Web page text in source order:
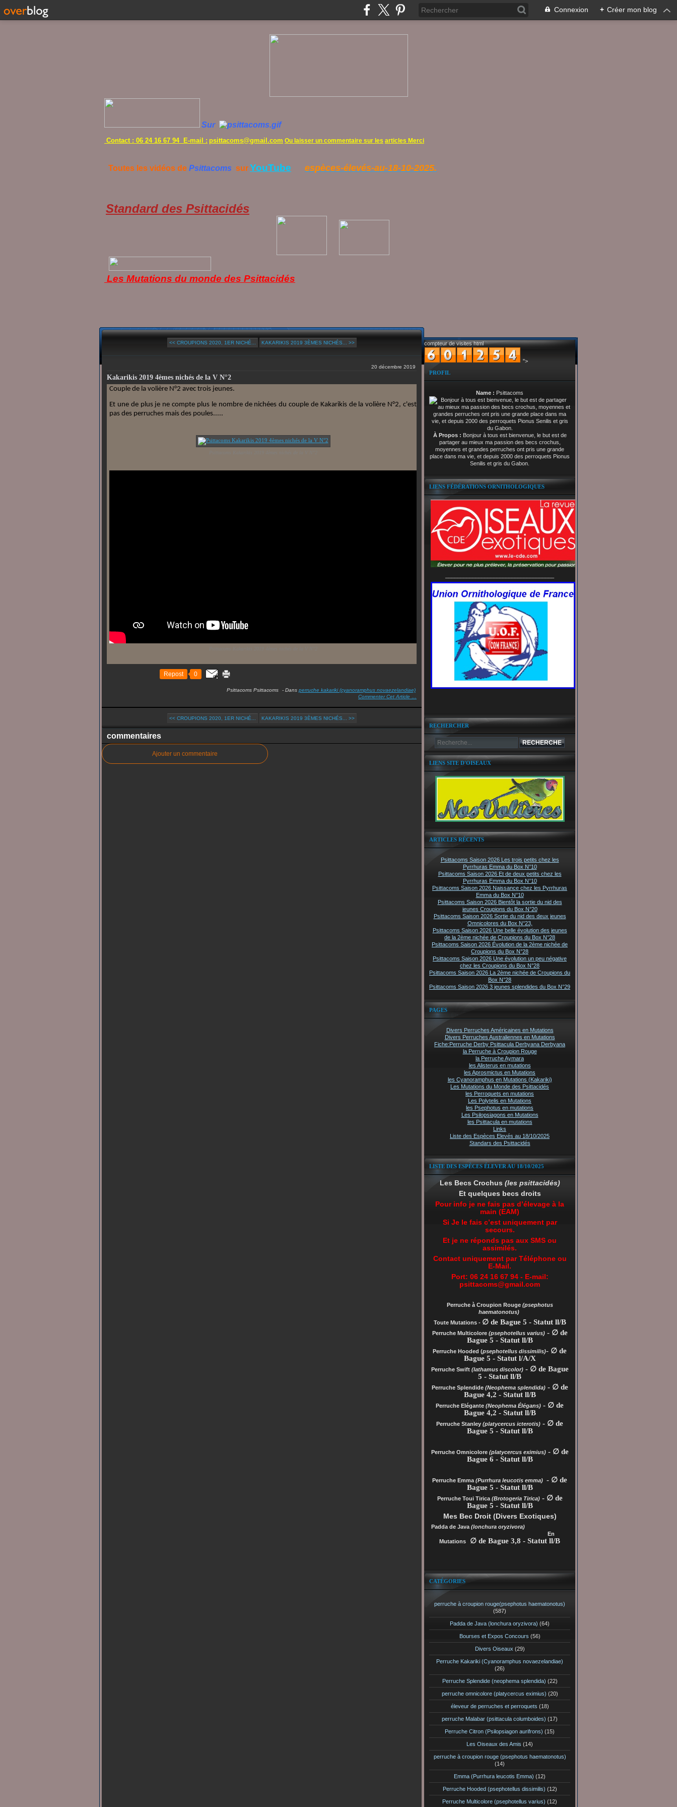
Connexion + Créer mon blog
Sur
Contact : 06 24 16 67 94 E-mail : psittacoms@gmail.com Ou laisser un commentaire sur les articles Merci
Toutes les vidéos de Psittacoms surYouTube espèces-élevés-au-18-10-2025.
Standard des Psittacidés
Les Mutations du monde des Psittacidés
<< CROUPIONS 2020, 1ER NICHÉ... KAKARIKIS 2019 3ÈMES NICHÉS... >>
20 décembre 2019
Kakarikis 2019 4èmes nichés de la V N°2
Couple de la volière N°2 avec trois jeunes.
Et une de plus je ne compte plus le nombre de nichées du couple de Kakarikis de la volière N°2, c'est
pas des perruches mais des poules.....
Repost 0
Psittacoms Psittacoms - Dans perruche kakariki (cyanoramphus novaezelandiae)
Commenter Cet Article
<< CROUPIONS 2020, 1ER NICHÉ... KAKARIKIS 2019 3ÈMES NICHÉS... >>
commentaires
Ajouter un commentaire
compteur de visites html
">
PROFIL
Name : Psittacoms
À Propos : Bonjour à tous est bienvenue, le but est de
partager au mieux ma passion des becs crochus,
moyennes et grandes perruches ont pris une grande
place dans ma vie, et depuis 2000 des perroquets Pionus
Senilis et gris du Gabon.
LIENS FÉDÉRATIONS ORNITHOLOGIQUES
RECHERCHER
LIENS SITE D'OISEAUX
ARTICLES RÉCENTS
Psittacoms Saison 2026 Les trois petits chez les
Pyrrhuras Emma du Box N°10
Psittacoms Saison 2026 Et de deux petits chez les
Pyrrhuras Emma du Box N°10
Psittacoms Saison 2026 Naissance chez les Pyrrhuras
Emma du Box N°10
Psittacoms Saison 2026 Bientôt la sortie du nid des
jeunes Croupions du Box N°20
Psittacoms Saison 2026 Sortie du nid des deux jeunes
Omnicolores du Box N°23,
Psittacoms Saison 2026 Une belle évolution des jeunes
de la 2ème nichée de Croupions du Box N°28
Psittacoms Saison 2026 Évolution de la 2ème nichée de
Croupions du Box N°28
Psittacoms Saison 2026 Une évolution un peu négative
chez les Croupions du Box N°28
Psittacoms Saison 2026 La 2ème nichée de Croupions du
Box N°28
Psittacoms Saison 2026 3 jeunes splendides du Box N°29
PAGES
Divers Perruches Américaines en Mutations
Divers Perruches Australiennes en Mutations
Fiche:Perruche Derby Psittacula Derbyana Derbyana
la Perruche à Croupion Rouge
la Perruche Aymara
les Alisterus en mutations
les Aprosmictus en Mutations
les Cyanoramphus en Mutations (Kakariki)
Les Mutations du Monde des Psittacidés
les Perroquets en mutations
Les Polytelis en Mutations
les Psephotus en mutations
Les Psilopsiagons en Mutations
les Psittacula en mutations
Links
Liste des Espèces Elevés au 18/10/2025
Standars des Psittacidés
LISTE DES ESPÈCES ÉLEVER AU 18/10/2025
Les Becs Crochus (les psittacidés)
Et quelques becs droits
Pour info je ne fais pas d’élevage à la
main (EAM)
Si Je le fais c’est uniquement par
secours.
Et je ne réponds pas aux SMS ou
assimilés.
Contact uniquement par Téléphone ou
E-Mail.
Port: 06 24 16 67 94 - E-mail:
psittacoms@gmail.com
Perruche à Croupion Rouge(psephotus
haematonotus)
Toute Mutations - ∅ de Bague 5 - Statut ll/B
Perruche Multicolore (psephotellus varius)- ∅ de
Bague 5 - Statut ll/B
Perruche Hooded (psephotellus dissimilis)- ∅ de
Bague 5 - Statut l/A/X
Perruche Swift (lathamus discolor)- ∅ de Bague
5 - Statut ll/B
Perruche Splendide (Neophema splendida)- ∅ de
Bague 4,2 - Statut ll/B
Perruche Elégante (Neophema Élégans) - ∅ de
Bague 4,2 - Statut ll/B
Perruche Stanley (platycercus icterotis) - ∅ de
Bague 5 - Statut ll/B
Perruche Omnicolore (platycercus eximius)- ∅ de
Bague 6 - Statut ll/B
Perruche Emma (Purrhura leucotis emma) - ∅ de
Bague 5 - Statut ll/B
Perruche Toui Tirica (Brotogeria Tirica)- ∅ de
Bague 5 - Statut ll/B
Mes Bec Droit (Divers Exotiques)
Padda de Java(lonchura oryzivora)
En
Mutations
∅ de Bague 3,8 - Statut ll/B
CATÉGORIES
perruche à croupion rouge(psephotus haematonotus)
(587)
Padda de Java (lonchura oryzivora) (64)
Bourses et Expos Concours (56)
Divers Oiseaux (29)
Perruche Kakariki (Cyanoramphus novaezelandiae)
(26)
Perruche Splendide (neophema splendida) (22)
perruche omnicolore (platycercus eximius) (20)
éleveur de perruches et perroquets (18)
perruche Malabar (psittacula columboides) (17)
Perruche Citron (Psilopsiagon aurifrons) (15)
Les Oiseaux des Amis (14)
perruche à croupion rouge (psephotus haematonotus)
(14)
Emma (Purrhura leucotis Emma) (12)
Perruche Hooded (psephotellus dissimilis) (12)
Perruche Multicolore (psephotellus varius) (12)